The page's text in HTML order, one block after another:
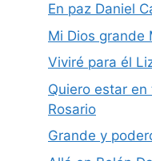
En paz Daniel
Mi Dios grande
Viviré para él
Quiero estar
Rosario
Grande y